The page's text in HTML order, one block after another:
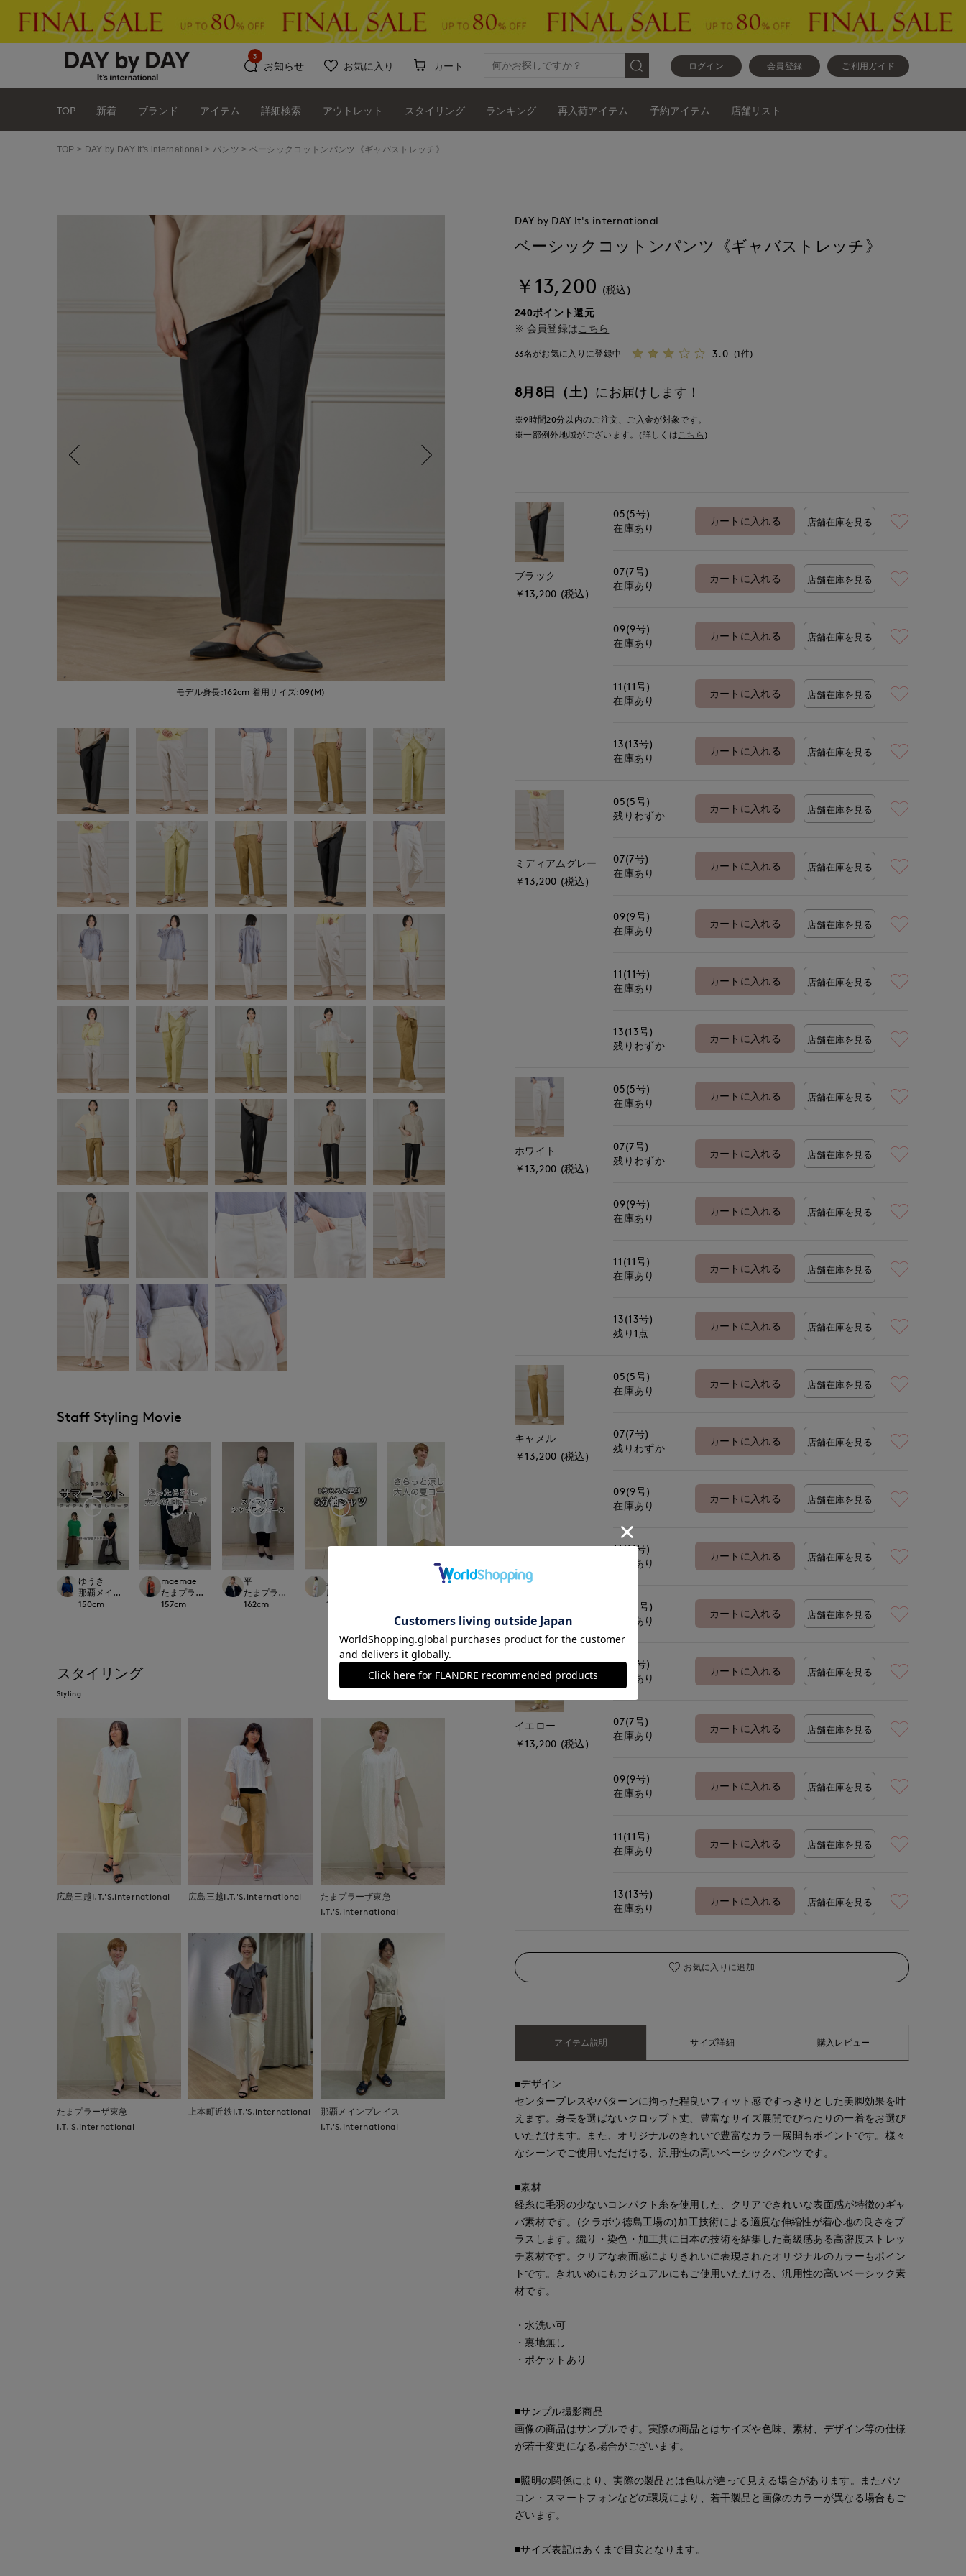
ログイン 会員登録 ご利用ガイド
お知らせ
3
お気に入り カート
TOP 新着 ブランド アイテム 詳細検索 アウトレット スタイリング ランキング 再入荷アイテム 予約アイテム 店舗リスト
TOP DAY by DAY It's international パンツ ベーシックコットンパンツ《ギャバストレッチ》
モデル身長:162cm 着用サイズ:09(M) モデル身長:162cm 着用サイズ:09(M)
Staff Styling Movie
ゆうき
那覇メインプレイスI.T.'S.international
150cm
maemae
たまプラーザ東急I.T.'S.international
157cm
平
たまプラーザ東急I.T.'S.international
162cm
真実
広島三越I.T.'S.international
157cm
maemae
157cm
maemae
157cm
150cm
スタイリング
Styling
もっと見る
広島三越I.T.'S.international 広島三越I.T.'S.international
たまプラーザ東急
I.T.'S.international
たまプラーザ東急
I.T.'S.international
上本町近鉄I.T.'S.international
那覇メインプレイス
I.T.'S.international
DAY by DAY It's international
ベーシックコットンパンツ《ギャバストレッチ》
￥13,200 (税込)
240ポイント還元
会員登録は こちら
33名がお気に入りに登録中 3.0 (1件)
8月8日（土） にお届けします！
※9時間20分以内のご注文、ご入金が対象です。
※一部例外地域がございます。(詳しくはこちら )
ブラック
￥13,200 (税込)
05(5号)
在庫あり
カートに入れる 店舗在庫を見る
07(7号)
在庫あり
カートに入れる 店舗在庫を見る
09(9号)
在庫あり
カートに入れる 店舗在庫を見る
11(11号)
在庫あり
カートに入れる 店舗在庫を見る
13(13号)
在庫あり
カートに入れる 店舗在庫を見る
ミディアムグレー
￥13,200 (税込)
05(5号)
残りわずか
カートに入れる 店舗在庫を見る
07(7号)
在庫あり
カートに入れる 店舗在庫を見る
09(9号)
在庫あり
カートに入れる 店舗在庫を見る
11(11号)
在庫あり
カートに入れる 店舗在庫を見る
13(13号)
残りわずか
カートに入れる 店舗在庫を見る
ホワイト
￥13,200 (税込)
05(5号)
在庫あり
カートに入れる 店舗在庫を見る
07(7号)
残りわずか
カートに入れる 店舗在庫を見る
09(9号)
在庫あり
カートに入れる 店舗在庫を見る
11(11号)
在庫あり
カートに入れる 店舗在庫を見る
13(13号)
残り1点
カートに入れる 店舗在庫を見る
キャメル
￥13,200 (税込)
05(5号)
在庫あり
カートに入れる 店舗在庫を見る
07(7号)
残りわずか
カートに入れる 店舗在庫を見る
09(9号)
在庫あり
カートに入れる 店舗在庫を見る
11(11号)
在庫あり
カートに入れる 店舗在庫を見る
13(13号)
在庫あり
カートに入れる 店舗在庫を見る
イエロー
￥13,200 (税込)
05(5号)
在庫あり
カートに入れる 店舗在庫を見る
07(7号)
在庫あり
カートに入れる 店舗在庫を見る
09(9号)
在庫あり
カートに入れる 店舗在庫を見る
11(11号)
在庫あり
カートに入れる 店舗在庫を見る
13(13号)
在庫あり
カートに入れる 店舗在庫を見る
お気に入りに追加
アイテム説明 サイズ詳細 購入レビュー
■デザイン
センタープレスやパターンに拘った程良いフィット感ですっきりとした美脚効果を叶
えます。身長を選ばないクロップト丈、豊富なサイズ展開でぴったりの一着をお選び
いただけます。また、オリジナルのきれいで豊富なカラー展開もポイントです。様々
なシーンでご使用いただける、汎用性の高いベーシックパンツです。
■素材
経糸に毛羽の少ないコンパクト糸を使用した、クリアできれいな表面感が特徴のギャ
バ素材です。(クラボウ徳島工場の)加工技術による適度な伸縮性が着心地の良さをプ
ラスします。織り・染色・加工共に日本の技術を結集した高級感ある高密度ストレッ
チ素材です。クリアな表面感によりきれいに表現されたオリジナルのカラーもポイン
トです。きれいめにもカジュアルにもご使用いただける、汎用性の高いベーシック素
材です。
・水洗い可
・裏地無し
・ポケットあり
■サンプル撮影商品
画像の商品はサンプルです。実際の商品とはサイズや色味、素材、デザイン等の仕様
が若干変更になる場合がございます。
■照明の関係により、実際の製品とは色味が違って見える場合があります。またパソ
コン・スマートフォンなどの環境により、若干製品と画像のカラーが異なる場合もご
ざいます。
■サイズ表記はあくまで目安となります。